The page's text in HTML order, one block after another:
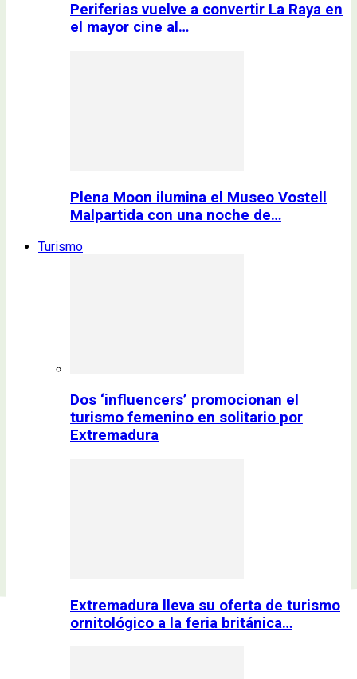
Periferias vuelve a convertir La Raya en
el mayor cine al…
Plena Moon ilumina el Museo Vostell
Malpartida con una noche de…
Turismo
Dos ‘influencers’ promocionan el
turismo femenino en solitario por
Extremadura
Extremadura lleva su oferta de turismo
ornitológico a la feria británica…